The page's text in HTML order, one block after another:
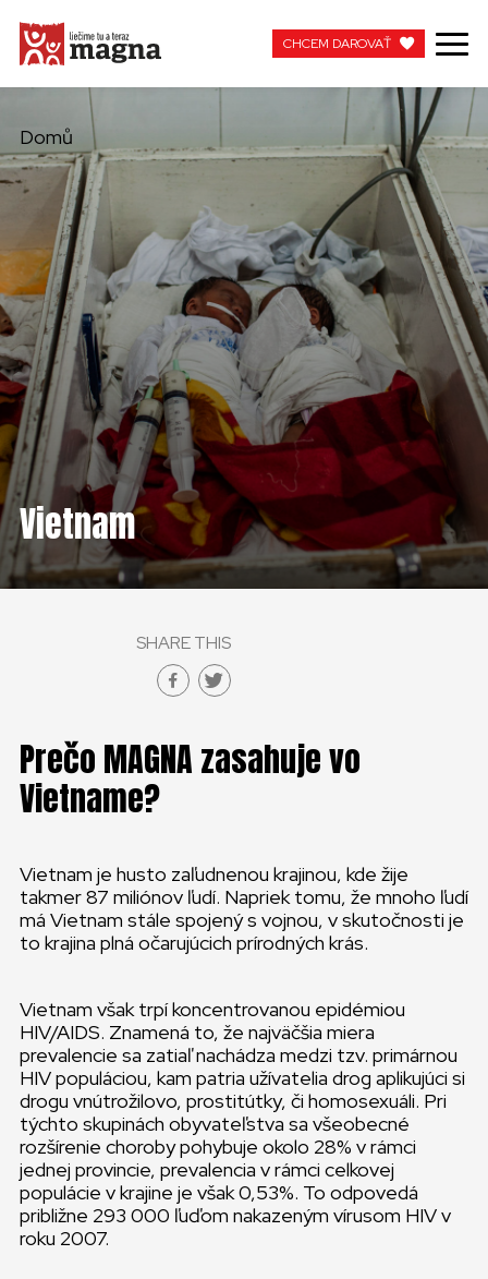
CHCEM DAROVAŤ
MOJA MAGNA
PRACUJTE S NAMI
CHCEM DAROVAŤ
Domů
Vietnam
SHARE THIS
Prečo MAGNA zasahuje vo
Vietname?
Vietnam je husto zaľudnenou krajinou, kde žije
takmer 87 miliónov ľudí. Napriek tomu, že mnoho ľudí
má Vietnam stále spojený s vojnou, v skutočnosti je
to krajina plná očarujúcich prírodných krás.
Vietnam však trpí koncentrovanou epidémiou
HIV/AIDS. Znamená to, že najväčšia miera
prevalencie sa zatiaľ nachádza medzi tzv. primárnou
HIV populáciou, kam patria užívatelia drog aplikujúci si
drogu vnútrožilovo, prostitútky, či homosexuáli. Pri
týchto skupinách obyvateľstva sa všeobecné
rozšírenie choroby pohybuje okolo 28% v rámci
jednej provincie, prevalencia v rámci celkovej
populácie v krajine je však 0,53%. To odpovedá
približne 293 000 ľuďom nakazeným vírusom HIV v
roku 2007.